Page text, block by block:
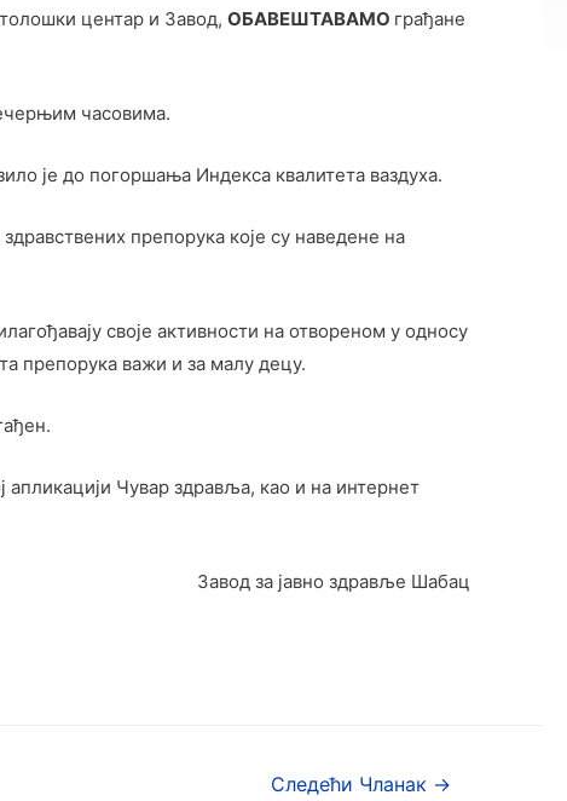
центар и Завод, ОБАВЕШТАВАМО грађане
часовима.
је до погоршања Индекса квалитета ваздуха.
препорука које су наведене на
своје активности на отвореном у односу
препорука важи и за малу децу.
Чувар здравља, као и на интернет
Завод за јавно здравље Шабац
Следећи Чланак →